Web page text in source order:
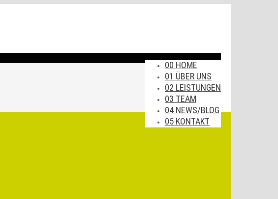
00 HOME
01 ÜBER UNS
02 LEISTUNGEN
03 TEAM
04 NEWS/BLOG
05 KONTAKT